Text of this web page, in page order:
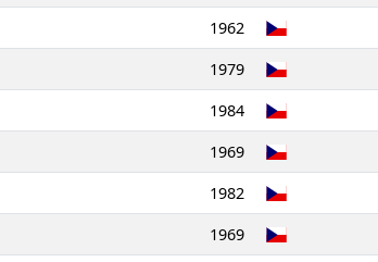
1962
1979
1984
1969
1982
1969